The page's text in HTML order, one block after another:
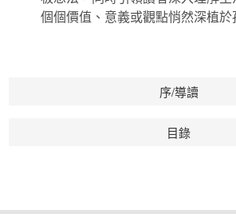
個個價值、意義或觀點悄然深植於
序/導讀
目錄